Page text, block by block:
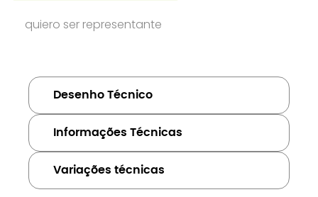
quiero ser representante
Desenho Técnico
Informações Técnicas
Variações técnicas